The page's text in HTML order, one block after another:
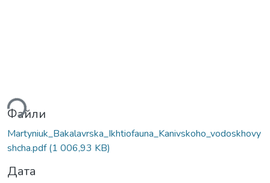
Файли
Martyniuk_Bakalavrska_Ikhtiofauna_Kanivskoho_vodoskhovy
shcha.pdf(1 006,93 KB)
Дата